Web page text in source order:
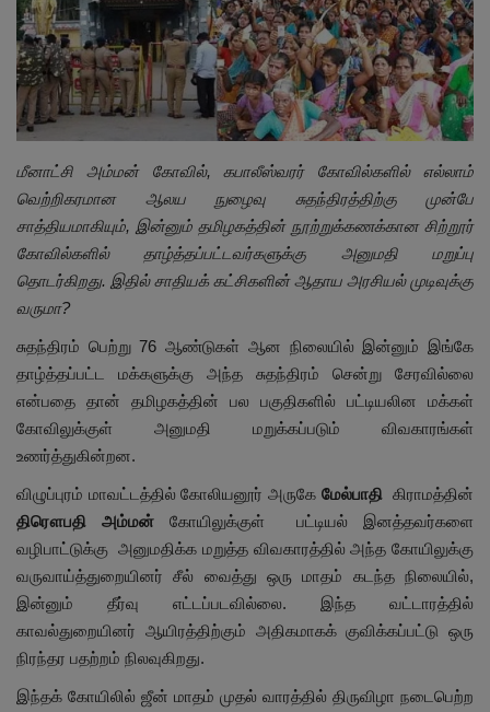
இதர
சந்தா
English
மீனாட்சி அம்மன் கோவில், கபாலீஸ்வரர் கோவில்களில் எல்லாம்
வெற்றிகரமான ஆலய நுழைவு சுதந்திரத்திற்கு முன்பே
சாத்தியமாகியும், இன்னும் தமிழகத்தின் நூற்றுக்கணக்கான சிற்றூர்
கோவில்களில் தாழ்த்தப்பட்டவர்களுக்கு அனுமதி மறுப்பு
தொடர்கிறது. இதில் சாதியக் கட்சிகளின் ஆதாய அரசியல் முடிவுக்கு
வருமா?
சுதந்திரம் பெற்று 76 ஆண்டுகள் ஆன நிலையில் இன்னும் இங்கே
தாழ்த்தப்பட்ட மக்களுக்கு அந்த சுதந்திரம் சென்று சேரவில்லை
என்பதை தான் தமிழகத்தின் பல பகுதிகளில் பட்டியலின மக்கள்
கோவிலுக்குள் அனுமதி மறுக்கப்படும் விவகாரங்கள்
உணர்த்துகின்றன.
விழுப்புரம் மாவட்டத்தில் கோலியனூர் அருகே மேல்பாதிகிராமத்தின்
திரௌபதி அம்மன் கோயிலுக்குள் பட்டியல் இனத்தவர்களை
வழிபாட்டுக்கு அனுமதிக்க மறுத்த விவகாரத்தில் அந்த கோயிலுக்கு
வருவாய்த்துறையினர் சீல் வைத்து ஒரு மாதம் கடந்த நிலையில்,
இன்னும் தீர்வு எட்டப்படவில்லை. இந்த வட்டாரத்தில்
காவல்துறையினர் ஆயிரத்திற்கும் அதிகமாகக் குவிக்கப்பட்டு ஒரு
நிரந்தர பதற்றம் நிலவுகிறது.
இந்தக் கோயிலில் ஜீன் மாதம் முதல் வாரத்தில் திருவிழா நடைபெற்ற